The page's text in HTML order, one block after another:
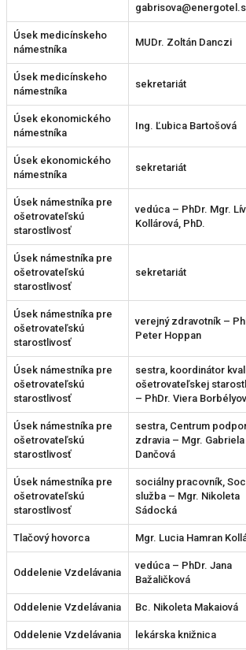
Úsek medicínskeho
námestníka
MUDr. Zoltán Danczi
Úsek medicínskeho
námestníka
sekretariát
Úsek ekonomického
námestníka
Ing. Ľubica Bartošová
Úsek ekonomického
námestníka
sekretariát
Úsek námestníka pre
ošetrovateľskú
starostlivosť
vedúca – PhDr. Mgr.
Kollárová, PhD.
Úsek námestníka pre
ošetrovateľskú
starostlivosť
sekretariát
Úsek námestníka pre
ošetrovateľskú
starostlivosť
verejný zdravotník –
Peter Hoppan
Úsek námestníka pre
ošetrovateľskú
starostlivosť
sestra, koordinátor
ošetrovateľskej
– PhDr. Viera
Úsek námestníka pre
ošetrovateľskú
starostlivosť
sestra, Centrum
zdravia – Mgr. Gabriela
Dančová
Úsek námestníka pre
ošetrovateľskú
starostlivosť
sociálny pracovník,
služba – Mgr. Nikoleta
Sádocká
Tlačový hovorca Mgr. Lucia Hamran
Oddelenie Vzdelávania
vedúca – PhDr. Jana
Bažaličková
Oddelenie Vzdelávania Bc. Nikoleta Makaiová
Oddelenie Vzdelávania lekárska knižnica